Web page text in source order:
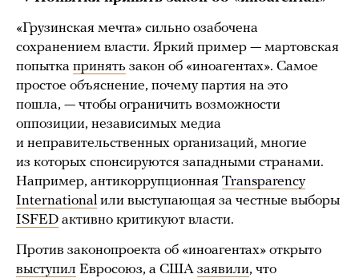
«Грузинская мечта» сильно озабочена
сохранением власти. Яркий пример — мартовская
попытка принять закон об «иноагентах». Самое
простое объяснение, почему партия на это
пошла, — чтобы ограничить возможности
оппозиции, независимых медиа
и неправительственных организаций, многие
из которых спонсируются западными странами.
Например, антикоррупционная Transparency
International или выступающая за честные выборы
ISFED активно критикуют власти.
Против законопроекта об «иноагентах» открыто
выступил Евросоюз, а США заявили, что